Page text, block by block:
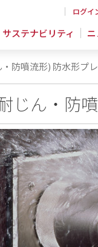
ログイ
サステナビリティ
防噴流形) 防水形プ
じん・防